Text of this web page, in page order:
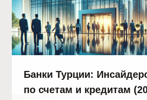
Банки Турции:
по счетам и кредитам